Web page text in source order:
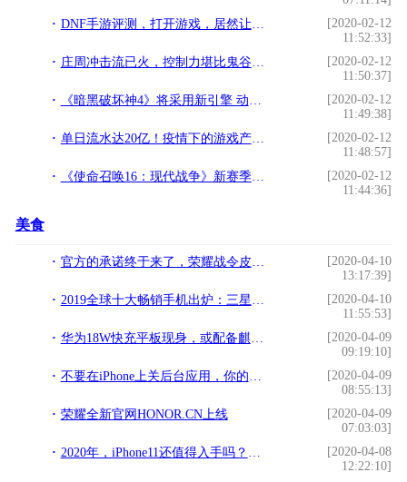
DNF手游评测，打开游戏，居然让我回到了11年前
[2020-02-12
11:52:33]
庄周冲击流已火，控制力堪比鬼谷子，上分实在太稳
[2020-02-12
11:50:37]
《暗黑破坏神4》将采用新引擎 动画看起来更好
[2020-02-12
11:49:38]
单日流水达20亿！疫情下的游戏产业有多疯狂
[2020-02-12
11:48:57]
《使命召唤16：现代战争》新赛季预告 12日凌晨正式上线
[2020-02-12
11:44:36]
美食
官方的承诺终于来了，荣耀战令皮肤猎兽之王、白昼王子迎来返场
[2020-04-10
13:17:39]
2019全球十大畅销手机出炉：三星苹果霸榜，国产仅小米入围
[2020-04-10
11:55:53]
华为18W快充平板现身，或配备麒麟810，售价千元
[2020-04-09
09:19:10]
不要在iPhone上关后台应用，你的习惯原来适得其反
[2020-04-09
08:55:13]
荣耀全新官网HONOR.CN上线
[2020-04-09
07:03:03]
2020年，iPhone11还值得入手吗？三个理由告诉你真相
[2020-04-08
12:22:10]